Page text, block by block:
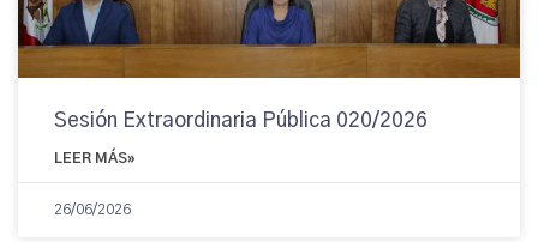
Sesión Extraordinaria Pública 020/2026
LEER MÁS»
26/06/2026